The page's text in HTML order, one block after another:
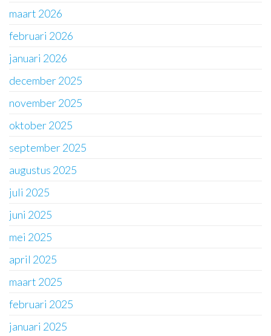
maart 2026
februari 2026
januari 2026
december 2025
november 2025
oktober 2025
september 2025
augustus 2025
juli 2025
juni 2025
mei 2025
april 2025
maart 2025
februari 2025
januari 2025